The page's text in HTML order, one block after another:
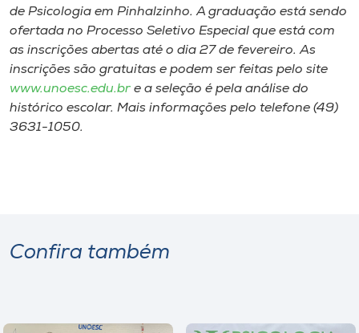
de Psicologia em Pinhalzinho. A graduação está sendo
ofertada no Processo Seletivo Especial que está com
as inscrições abertas até o dia 27 de fevereiro. As
inscrições são gratuitas e podem ser feitas pelo site
www.unoesc.edu.br e a seleção é pela análise do
histórico escolar. Mais informações pelo telefone (49)
3631-1050.
Confira também